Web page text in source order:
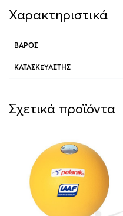
Χαρακτηριστικά
ΒΆΡΟΣ
ΚΑΤΑΣΚΕΥΑΣΤΉΣ
Σχετικά προϊόντα